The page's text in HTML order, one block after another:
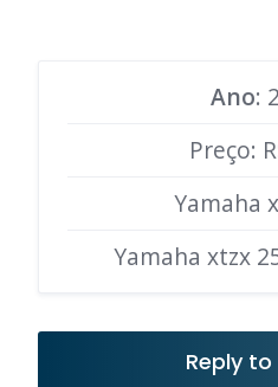
Ano:
Preço:
Yamaha
Yamaha xtzx
Reply to